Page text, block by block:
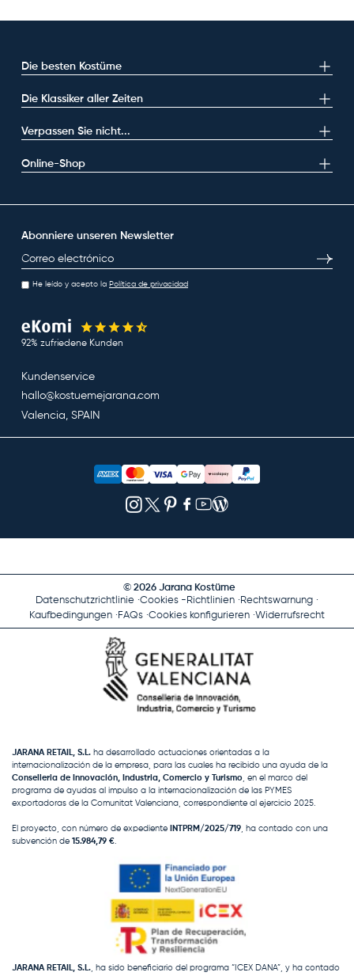
Die besten Kostüme
Die Klassiker aller Zeiten
Verpassen Sie nicht...
Online-Shop
Abonniere unseren Newsletter
E-Mail
He leído y acepto la Política de privacidad
92% zufriedene Kunden
Kundenservice
hallo@kostuemejarana.com
Valencia, SPAIN
© 2026 Jarana Kostüme
Datenschutzrichtlinie Cookies -Richtlinien
Rechtswarnung
Kaufbedingungen
FAQs Cookies konfigurieren Widerrufsrecht
JARANA RETAIL, S.L. ha desarrollado actuaciones orientadas a la
internacionalización de la empresa, para las cuales ha recibido una ayuda de la
Conselleria de Innovación, Industria, Comercio y Turismo , en el marco del
programa de ayudas al impulso a la internacionalización de las PYMES
exportadoras de la Comunitat Valenciana, correspondiente al ejercicio 2025.
El proyecto, con número de expediente INTPRM/2025/719 , ha contado con una
subvención de 15.984,79 €
JARANA RETAIL, S.L. , ha sido beneficiario del programa “ICEX DANA”, y ha contado